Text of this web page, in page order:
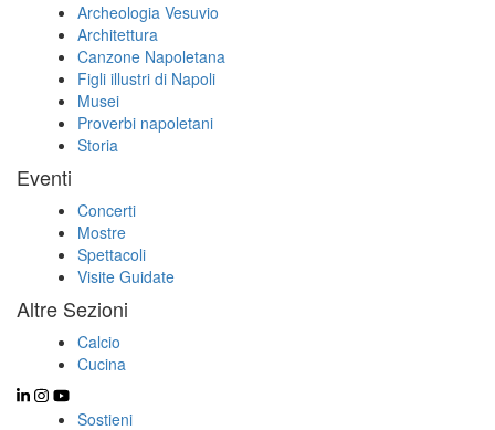
Archeologia Vesuvio
Architettura
Canzone Napoletana
Figli illustri di Napoli
Musei
Proverbi napoletani
Storia
Eventi
Concerti
Mostre
Spettacoli
Visite Guidate
Altre Sezioni
Calcio
Cucina
Sostieni